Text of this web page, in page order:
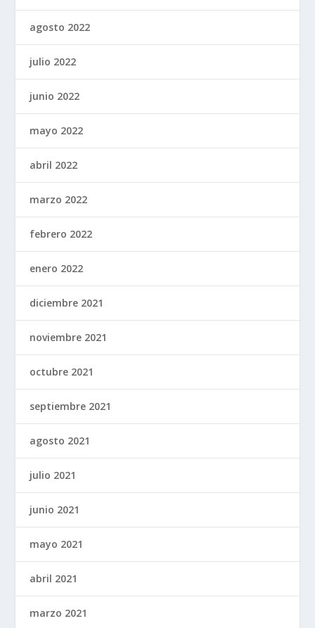
agosto 2022
julio 2022
junio 2022
mayo 2022
abril 2022
marzo 2022
febrero 2022
enero 2022
diciembre 2021
noviembre 2021
octubre 2021
septiembre 2021
agosto 2021
julio 2021
junio 2021
mayo 2021
abril 2021
marzo 2021